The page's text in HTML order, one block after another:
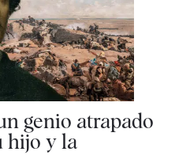
genio atrapado
hijo y la